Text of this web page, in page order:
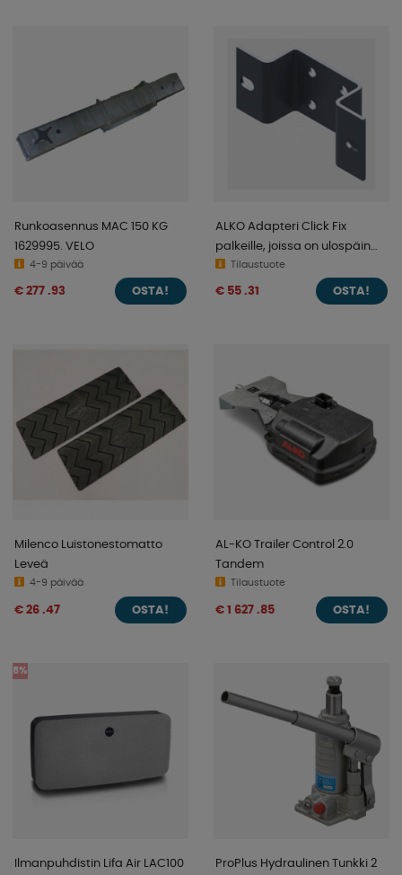
Runkoasennus MAC 150 KG
1629995. VELO
4-9 päivää
€ 277 .93 OSTA!
ALKO Adapteri Click Fix
palkeille, joissa on ulospäin
C-profiili
Tilaustuote
€ 55 .31 OSTA!
Milenco Luistonestomatto
Leveä
4-9 päivää
€ 26 .47 OSTA!
AL-KO Trailer Control 2.0
Tandem
Tilaustuote
€ 1 627 .85 OSTA!
5%
Ilmanpuhdistin Lifa Air LAC100
ProPlus Hydraulinen Tunkki 2